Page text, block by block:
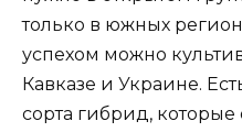
только в южных
успехом можно
Кавказе и Украине.
сорта гибрид,